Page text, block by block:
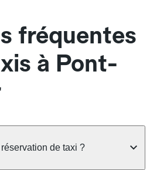
fréquentes
à Pont-
de taxi ?